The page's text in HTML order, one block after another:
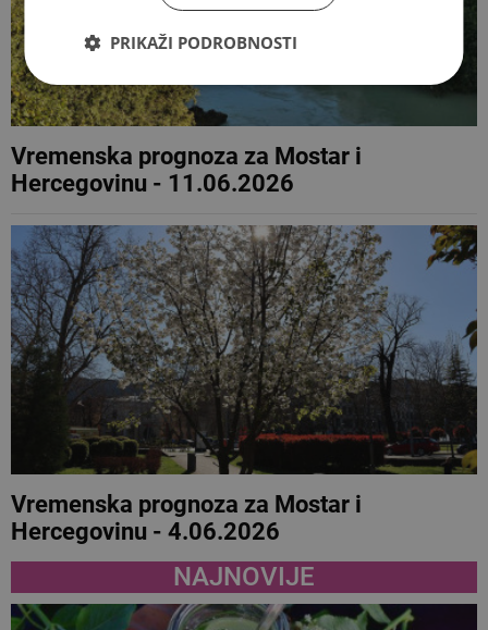
Vremenska prognoza za Mostar i
Hercegovinu - 11.06.2026
Vremenska prognoza za Mostar i
Hercegovinu - 4.06.2026
NAJNOVIJE
PRIKAŽI PODROBNOSTI